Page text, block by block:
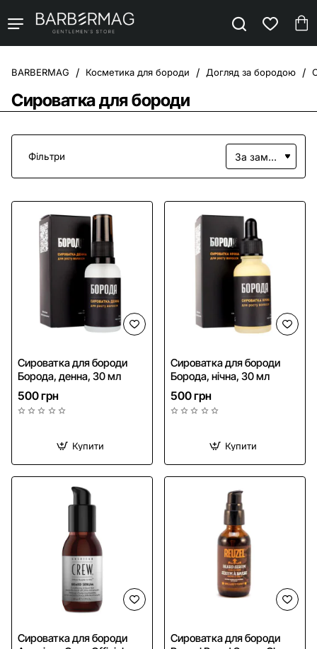
Сироватка для бороди
Косметика для бороди Догляд за бородою
Фільтри
Сироватка для бороди
Борода, денна, 30 мл
500 грн
Купити
Сироватка для бороди
Борода, нічна, 30 мл
500 грн
Купити
Сироватка для бороди
Сироватка для бороди